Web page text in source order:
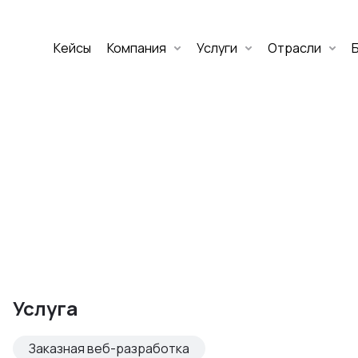
Кейсы Компания Услуги Отрасли
Услуга
Заказная веб-разработка